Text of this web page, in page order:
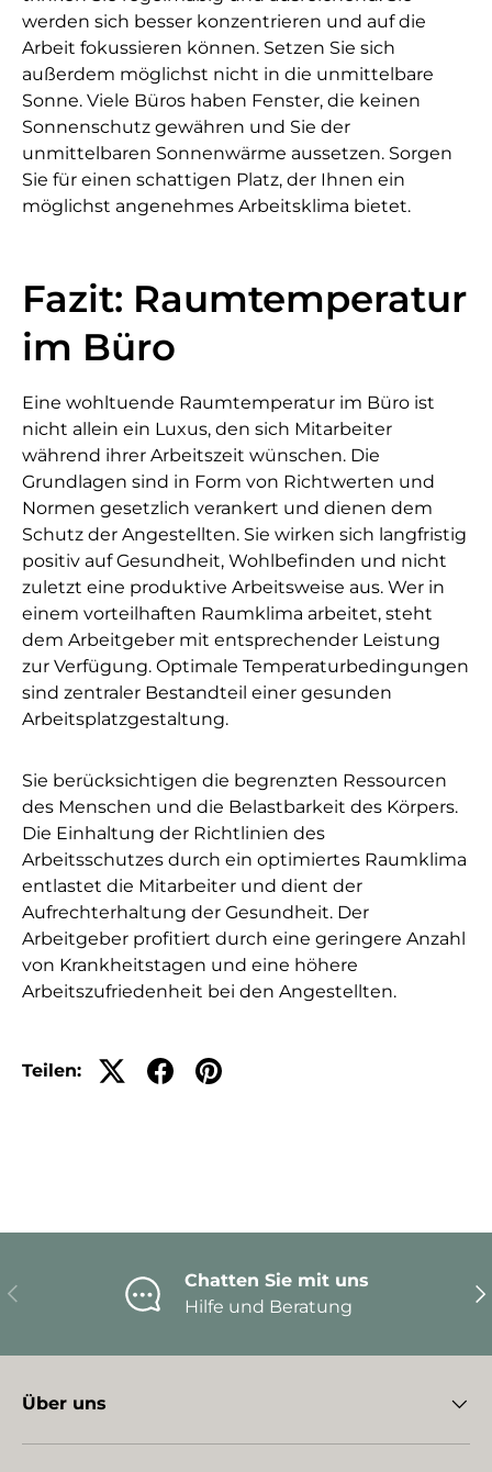
werden sich besser konzentrieren und auf die
Arbeit fokussieren können. Setzen Sie sich
außerdem möglichst nicht in die unmittelbare
Sonne. Viele Büros haben Fenster, die keinen
Sonnenschutz gewähren und Sie der
unmittelbaren Sonnenwärme aussetzen. Sorgen
Sie für einen schattigen Platz, der Ihnen ein
möglichst angenehmes Arbeitsklima bietet.
Fazit: Raumtemperatur
im Büro
Eine wohltuende Raumtemperatur im Büro ist
nicht allein ein Luxus, den sich Mitarbeiter
während ihrer Arbeitszeit wünschen. Die
Grundlagen sind in Form von Richtwerten und
Normen gesetzlich verankert und dienen dem
Schutz der Angestellten. Sie wirken sich langfristig
positiv auf Gesundheit, Wohlbefinden und nicht
zuletzt eine produktive Arbeitsweise aus. Wer in
einem vorteilhaften Raumklima arbeitet, steht
dem Arbeitgeber mit entsprechender Leistung
zur Verfügung. Optimale Temperaturbedingungen
sind zentraler Bestandteil einer gesunden
Arbeitsplatzgestaltung.
Sie berücksichtigen die begrenzten Ressourcen
des Menschen und die Belastbarkeit des Körpers.
Die Einhaltung der Richtlinien des
Arbeitsschutzes durch ein optimiertes Raumklima
entlastet die Mitarbeiter und dient der
Aufrechterhaltung der Gesundheit. Der
Arbeitgeber profitiert durch eine geringere Anzahl
von Krankheitstagen und eine höhere
Arbeitszufriedenheit bei den Angestellten.
Teilen:
Vorherige
Chatten Sie mit uns
Hilfe und Beratung
Über uns